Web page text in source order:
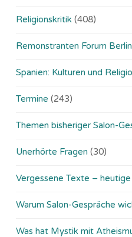
Religionskritik (408)
Remonstranten Forum Berlin
Spanien: Kulturen und
Termine (243)
Themen bisheriger Salon-
Unerhörte Fragen (30)
Vergessene Texte –
Warum Salon-Gespräche
Was hat Mystik mit